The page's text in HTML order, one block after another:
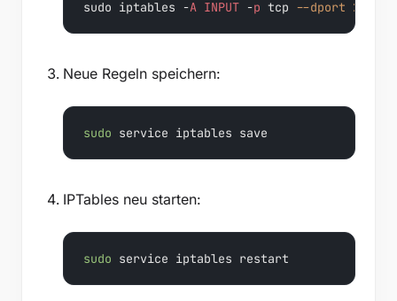
sudo iptables -A INPUT -p tcp --dport 22
Neue Regeln speichern:
sudo service iptables save
IPTables neu starten:
sudo service iptables restart